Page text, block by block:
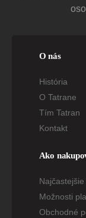
O nás
História
O Tatrane
Tím Tatran
Kontakt
Ako
Možnosti
Obchodné